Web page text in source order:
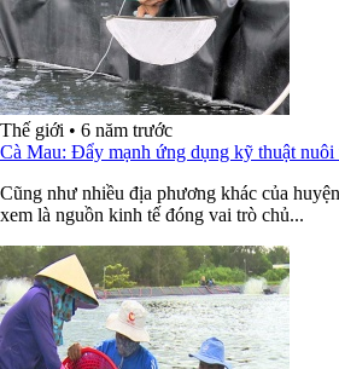
Thế giới • 6 năm trước
Cà Mau: Đẩy mạnh ứng dụng kỹ thuật nuôi
Cũng như nhiều địa phương khác của
xem là nguồn kinh tế đóng vai trò chủ...